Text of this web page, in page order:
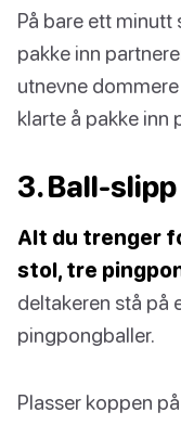
På bare ett minutt
pakke inn
utnevne
klarte å pakke inn
3. Ball-slipp
Alt du trenger
stol, tre
deltakeren stå på
pingpongballer.
Plasser koppen